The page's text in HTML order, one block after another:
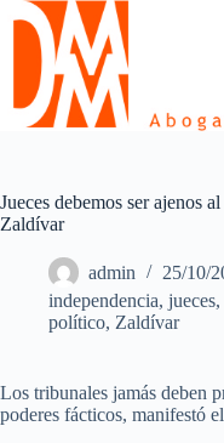
Skip
content
Jueces debemos ser ajenos
Zaldívar
admin
25/10/
independencia, jueces,
político, Zaldívar
Los tribunales jamás deben
poderes fácticos, manifestó